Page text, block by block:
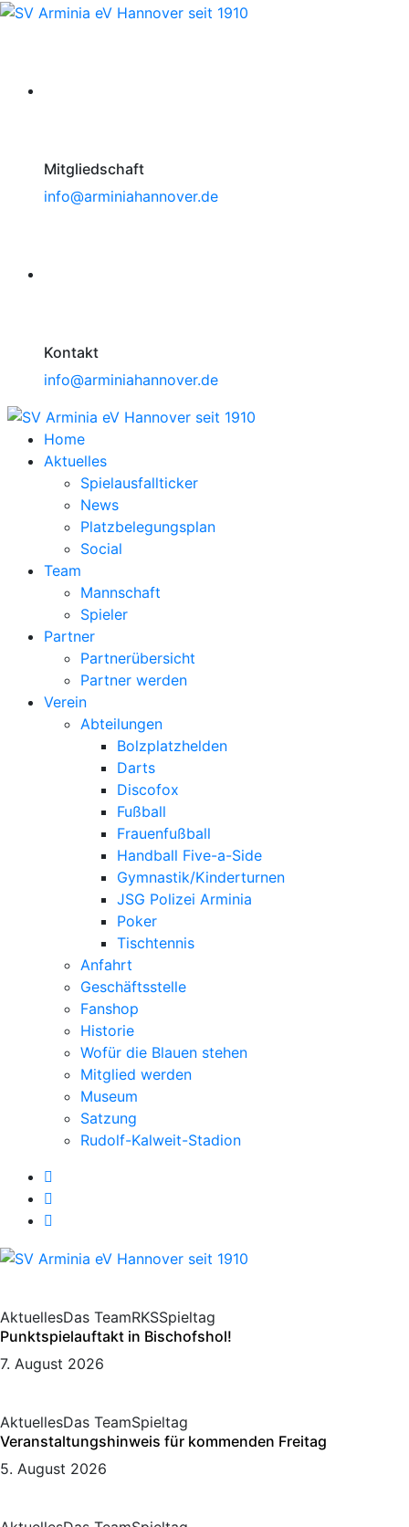
Mitgliedschaft
info@arminiahannover.de
Kontakt
info@arminiahannover.de
Home
Aktuelles
Spielausfallticker
News
Platzbelegungsplan
Social
Team
Mannschaft
Spieler
Partner
Partnerübersicht
Partner werden
Verein
Abteilungen
Bolzplatzhelden
Darts
Discofox
Fußball
Frauenfußball
Handball Five-a-Side
Gymnastik/Kinderturnen
JSG Polizei Arminia
Poker
Tischtennis
Anfahrt
Geschäftsstelle
Fanshop
Historie
Wofür die Blauen stehen
Mitglied werden
Museum
Satzung
Rudolf-Kalweit-Stadion
AktuellesDas TeamRKSSpieltag
Punktspielauftakt in Bischofshol!
7. August 2026
AktuellesDas TeamSpieltag
Veranstaltungshinweis für kommenden Freitag
5. August 2026